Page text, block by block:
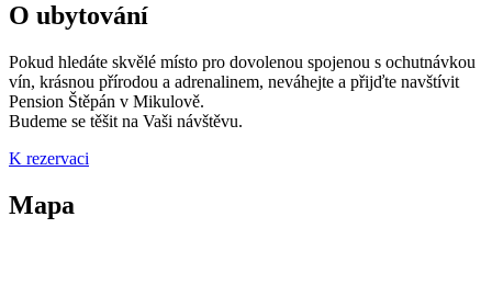
O ubytování
Pokud hledáte skvělé místo pro dovolenou spojenou s ochutnávkou
vín, krásnou přírodou a adrenalinem, neváhejte a přijďte navštívit
Pension Štěpán v Mikulově.
Budeme se těšit na Vaši návštěvu.
K rezervaci
Mapa